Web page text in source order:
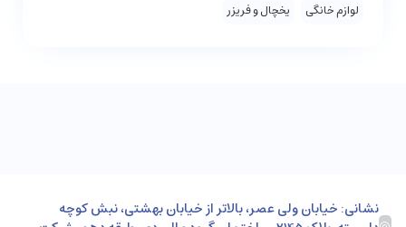
لوازم خانگی یخچال و فریزر
نشانی: خیابان ولی عصر، بالاتر از خیابان بهشتی، نبش کوچه